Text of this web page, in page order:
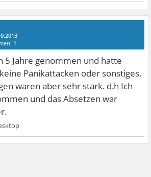
1
5 Jahre genommen und hatte
Panikattacken oder sonstiges.
waren aber sehr stark. d.h Ich
und das Absetzen war